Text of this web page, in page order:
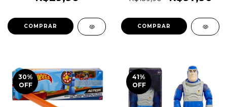
- CKS Toys Die Cast - Real
Original 1magnus
COMPRAR
uma pista e ao mesmo
1magnus HFY69
30%
OFF
41%
OFF